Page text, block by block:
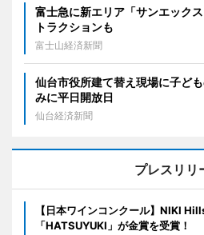
富士急に新エリア「サンエック
トラクションも
富士山経済新聞
仙台市役所建て替え現場に子ど
みに平日開放日
仙台経済新聞
プレスリリ
【日本ワインコンクール】NIKI
「HATSUYUKI」が金賞を受賞！